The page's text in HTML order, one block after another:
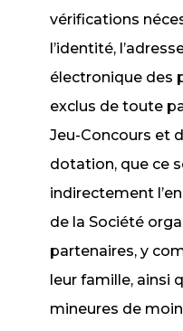
vérifications
l’identité,
électronique des
exclus de toute
Jeu-Concours et
dotation, que ce
indirectement
de la Société
partenaires, y
leur famille, ainsi
mineures de